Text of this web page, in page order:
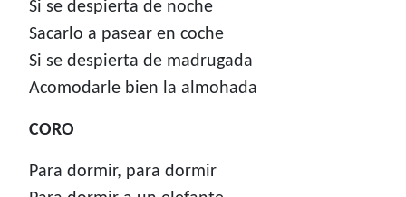
Si se despierta de noche
Sacarlo a pasear en coche
Si se despierta de madrugada
Acomodarle bien la almohada
CORO
Para dormir, para dormir